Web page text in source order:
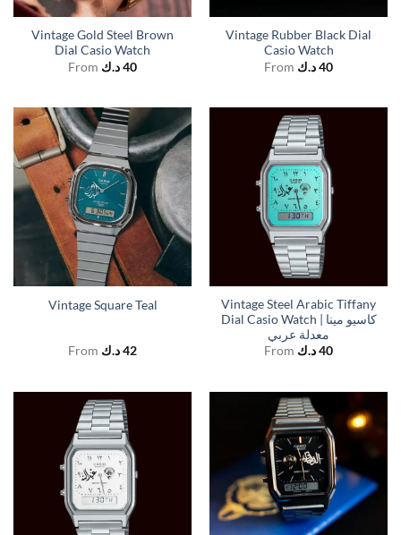
Vintage Gold Steel Brown
Dial Casio Watch
From
40د.ك
Vintage Rubber Black Dial
Casio Watch
From
40د.ك
Vintage Square Teal
From 42د.ك
Vintage Steel Arabic Tiffany
Dial Casio Watch | كاسيو مينا
معدلة عربي
From
40د.ك